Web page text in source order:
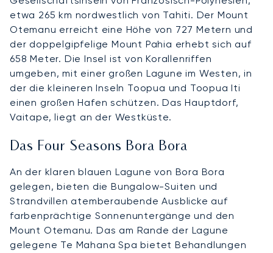
etwa 265 km nordwestlich von Tahiti. Der Mount
Otemanu erreicht eine Höhe von 727 Metern und
der doppelgipfelige Mount Pahia erhebt sich auf
658 Meter. Die Insel ist von Korallenriffen
umgeben, mit einer großen Lagune im Westen, in
der die kleineren Inseln Toopua und Toopua Iti
einen großen Hafen schützen. Das Hauptdorf,
Vaitape, liegt an der Westküste.
Das Four Seasons Bora Bora
An der klaren blauen Lagune von Bora Bora
gelegen, bieten die Bungalow-Suiten und
Strandvillen atemberaubende Ausblicke auf
farbenprächtige Sonnenuntergänge und den
Mount Otemanu. Das am Rande der Lagune
gelegene Te Mahana Spa bietet Behandlungen